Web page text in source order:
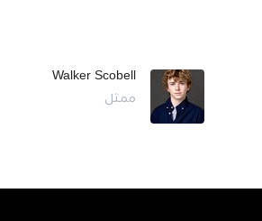
Walker Scobell
ممثل